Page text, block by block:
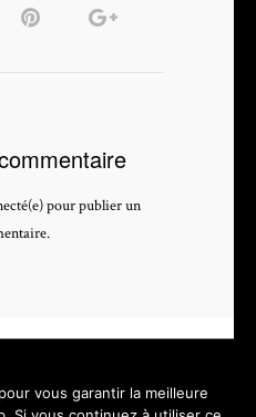
pour publier un
vous garantir la meilleure